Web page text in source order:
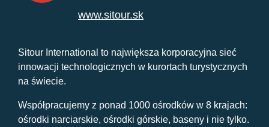
www.sitour.sk
Sitour International to największa korporacyjna sieć
innowacji technologicznych w kurortach turystycznych
na świecie.
Współpracujemy z ponad 1000 ośrodków w 8 krajach:
ośrodki narciarskie, ośrodki górskie, baseny i nie tylko.